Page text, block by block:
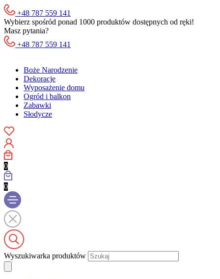
+48 787 559 141
Wybierz spośród ponad 1000 produktów dostępnych od ręki!
Masz pytania?
+48 787 559 141
Boże Narodzenie
Dekoracje
Wyposażenie domu
Ogród i balkon
Zabawki
Słodycze
0
0
Wyszukiwarka produktów